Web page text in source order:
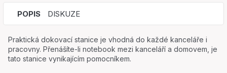
POPIS DISKUZE
Praktická dokovací stanice je vhodná do každé kanceláře i
pracovny. Přenášíte-li notebook mezi kanceláří a domovem, je
tato stanice vynikajícím pomocníkem.